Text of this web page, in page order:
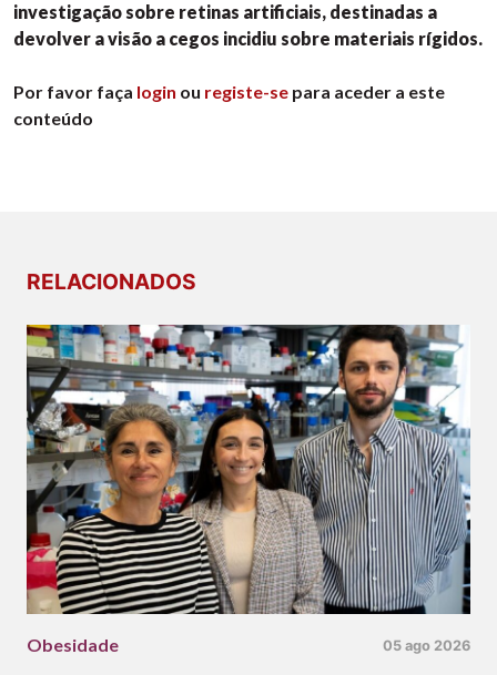
investigação sobre retinas artificiais, destinadas a
devolver a visão a cegos incidiu sobre materiais rígidos.
Por favor faça login ou registe-se para aceder a este
conteúdo
RELACIONADOS
Obesidade 05 ago 2026